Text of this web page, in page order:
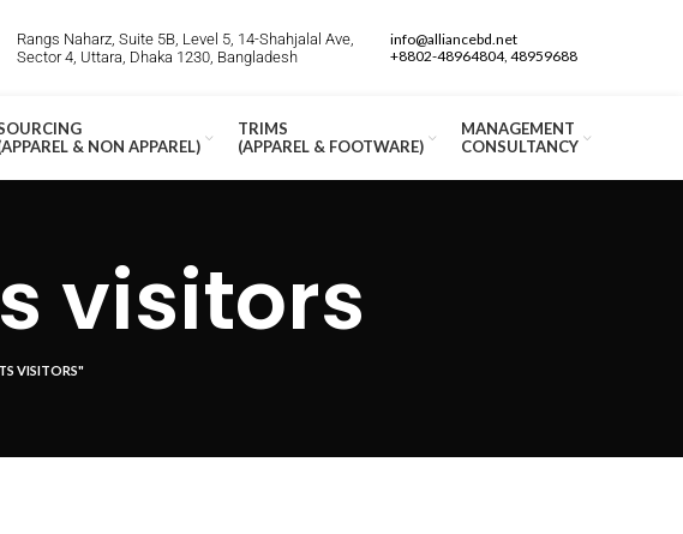
Rangs Naharz, Suite 5B, Level 5, 14-Shahjalal Ave,
Sector 4, Uttara, Dhaka 1230, Bangladesh
info@alliancebd.net
+8802-48964804, 48959688
& NON APPAREL)
TRIMS
(APPAREL & FOOTWARE)
MANAGEMENT
CONSULTANCY
visitors
VISITORS"